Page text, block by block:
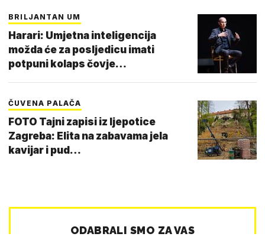
BRILJANTAN UM
Harari: Umjetna inteligencija
možda će za posljedicu imati
potpuni kolaps čovje…
ČUVENA PALAČA
FOTO Tajni zapisi iz ljepotice
Zagreba: Elita na zabavama jela
kavijar i pud…